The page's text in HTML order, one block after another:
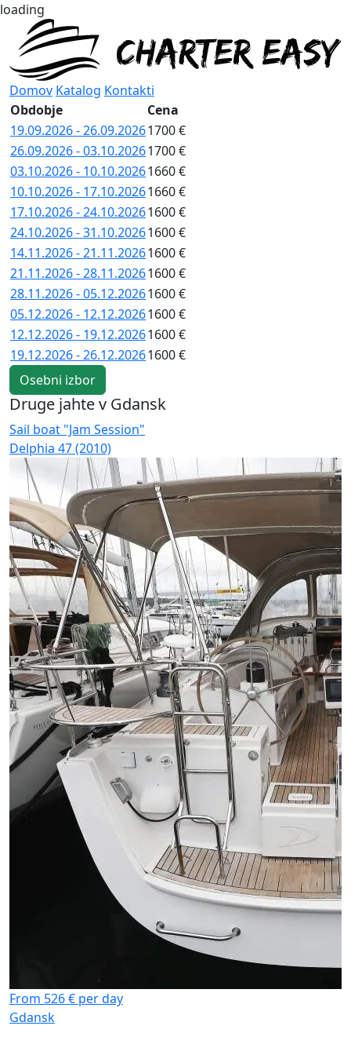
loading
Domov Katalog Kontakti
Obdobje
Cena
19.09.2026 - 26.09.20261700 €
26.09.2026 - 03.10.20261700 €
03.10.2026 - 10.10.20261660 €
10.10.2026 - 17.10.20261660 €
17.10.2026 - 24.10.20261600 €
24.10.2026 - 31.10.20261600 €
14.11.2026 - 21.11.20261600 €
21.11.2026 - 28.11.20261600 €
28.11.2026 - 05.12.20261600 €
05.12.2026 - 12.12.20261600 €
12.12.2026 - 19.12.20261600 €
19.12.2026 - 26.12.20261600 €
Osebni izbor
Druge jahte v Gdansk
Sail boat "Jam Session"
Delphia 47 (2010)
From 526 € per day
Gdansk